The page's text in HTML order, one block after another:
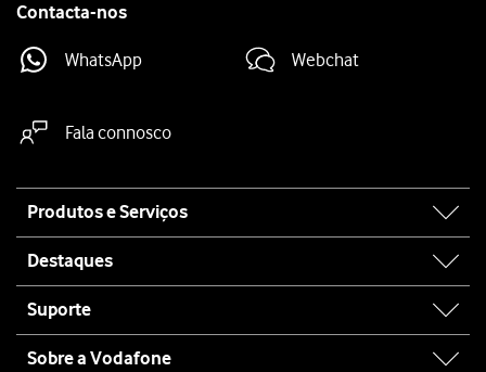
Contacta-nos
WhatsApp Webchat
Fala connosco
map
Produtos e Serviços
Destaques
Suporte
Sobre a Vodafone